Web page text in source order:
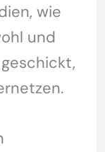
wie
und